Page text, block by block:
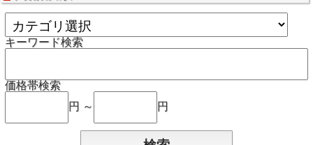
キーワード検索
価格帯検索
円 ～
円